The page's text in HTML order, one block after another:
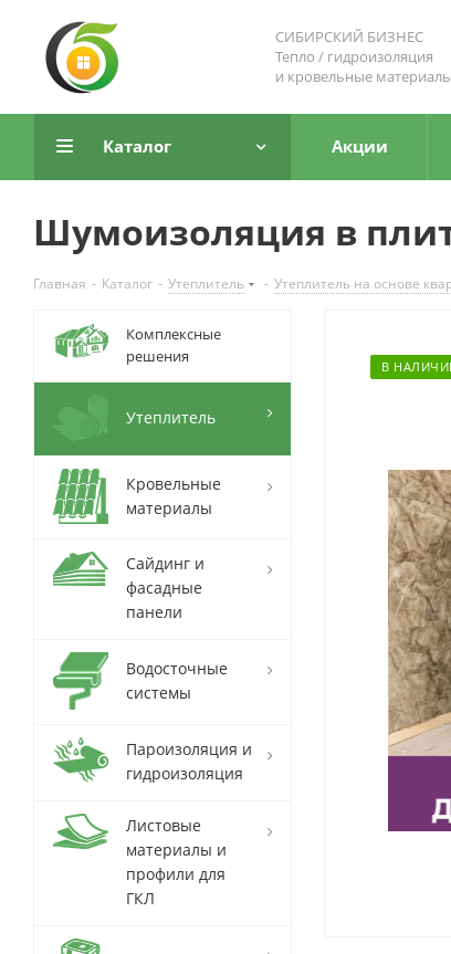
СИБИРСКИЙ БИЗНЕС
Тепло / гидроизоляция
и кровельные материалы
Каталог Акции
Шумоизоляция в
Главная - Каталог - Утеплитель - Утеплитель на основе
В
Комплексные
решения
Утеплитель
Кровельные
материалы
Сайдинг и
фасадные
панели
Водосточные
системы
Пароизоляция и
гидроизоляция
Листовые
материалы и
профили для
ГКЛ